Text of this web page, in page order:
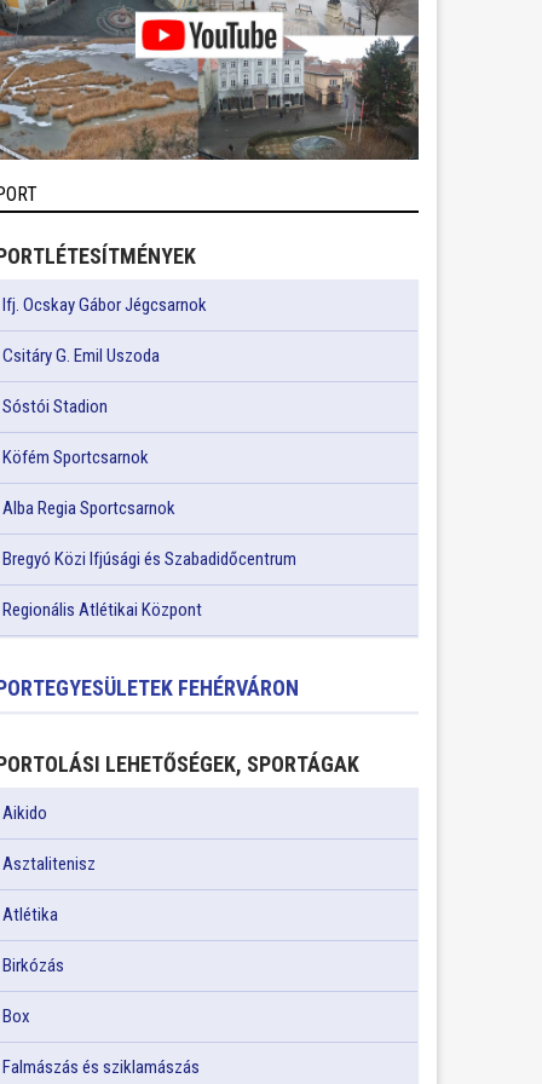
Ifj. Ocskay Gábor Jégcsarnok
Csitáry G. Emil Uszoda
Sóstói Stadion
Köfém Sportcsarnok
Alba Regia Sportcsarnok
Bregyó Közi Ifjúsági és Szabadidőcentrum
Regionális Atlétikai Központ
FEHÉRVÁRON
LEHETŐSÉGEK, SPORTÁGAK
Aikido
Asztalitenisz
Atlétika
Birkózás
Box
Falmászás és sziklamászás